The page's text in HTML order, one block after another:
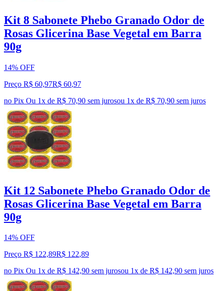
Kit 8 Sabonete Phebo Granado Odor de
Rosas Glicerina Base Vegetal em Barra
90g
14% OFF
Preço R$ 60,97R$ 60,97
no Pix Ou 1x de R$ 70,90 sem jurosou 1x de R$ 70,90 sem juros
Kit 12 Sabonete Phebo Granado Odor de
Rosas Glicerina Base Vegetal em Barra
90g
14% OFF
Preço R$ 122,89R$ 122,89
no Pix Ou 1x de R$ 142,90 sem jurosou 1x de R$ 142,90 sem juros